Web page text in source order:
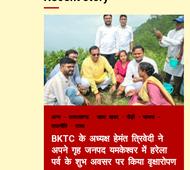
अन्य उत्तराखण्ड खास खबर पौड़ी
भाजपा
राजनीति
राज्य
BKTC के अध्यक्ष हेमंत त्रिवेदी ने
अपने गृह जनपद यमकेश्वर में हरेला
पर्व के शुभ अवसर पर किया वृक्षारोपण